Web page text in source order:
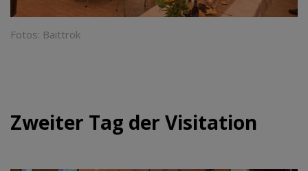
Fotos: Baittrok
Zweiter Tag der Visitation